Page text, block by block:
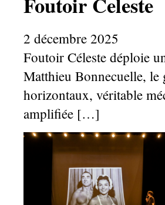
2 décembre 2025
Foutoir Céleste déploie
Matthieu Bonnecuelle, le
horizontaux, véritable
amplifiée […]